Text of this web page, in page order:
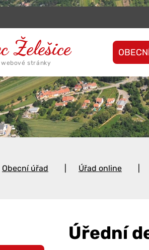
Obecní úřad Úřad online
Úřední